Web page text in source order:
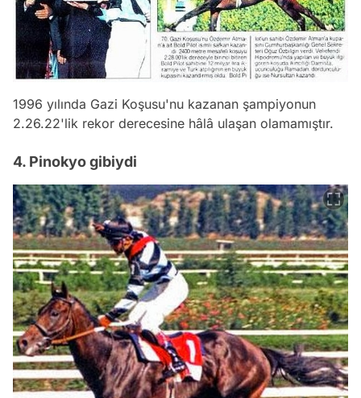
1996 yılında Gazi Koşusu'nu kazanan şampiyonun
2.26.22'lik rekor derecesine hâlâ ulaşan olamamıştır.
4. Pinokyo gibiydi